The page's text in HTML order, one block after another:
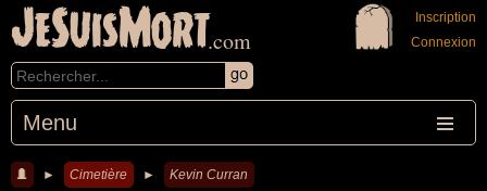
JeSuisMort.com
Menu
Inscription
Connexion
► Cimetière ► Kevin Curran